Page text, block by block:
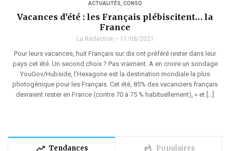
ACTUALITÉS, CONSO
Vacances d’été : les Français plébiscitent… la
France
La Rédaction 11/08/2021
Pour leurs vacances, huit Français sur dix ont préféré rester dans leur
pays cet été. Un second choix ? Pas vraiment. A en croire un sondage
YouGov/Hubside, l’Hexagone est la destination mondiale la plus
photogénique pour les Français. Cet été, 85% des vacanciers français
devraient rester en France (contre 70 à 75 % habituellement), « et […]
trending_up Tendances whatshot Populaires